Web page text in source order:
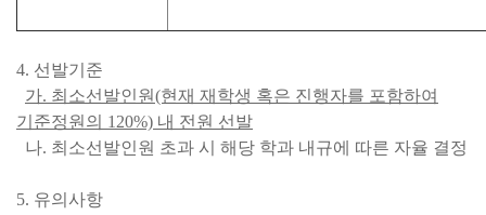
4. 선발기준
가. 최소선발인원(현재 재학생 혹은 진행자를 포함하여
기준정원의 120%) 내 전원 선발
나. 최소선발인원 초과 시 해당 학과 내규에 따른 자율 결정
5. 유의사항